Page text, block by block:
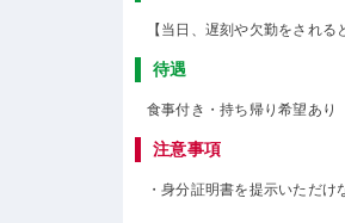
【当日、遅刻や欠勤をされ
待遇
食事付き・持ち帰り希望あり
注意事項
・身分証明書を提示いただけ